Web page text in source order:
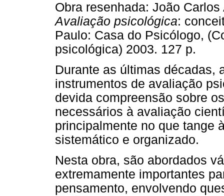
Obra resenhada: João
Avaliação psicológica:
Paulo: Casa do Psicólogo,
psicológica) 2003. 127 p.
Durante as últimas décadas,
instrumentos de avaliação
devida compreensão sobre
necessários à avaliação
principalmente no que tange
sistemático e organizado.
Nesta obra, são abordados
extremamente importantes
pensamento, envolvendo